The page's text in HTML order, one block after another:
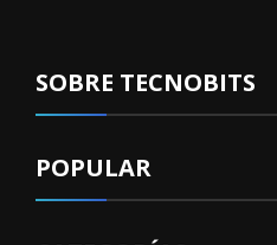
SOBRE TECNOBITS
POPULAR